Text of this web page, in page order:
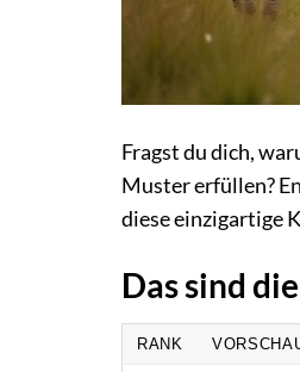
Fragst du dich,
Muster erfüllen?
diese einzigartige
Das sind
RANK